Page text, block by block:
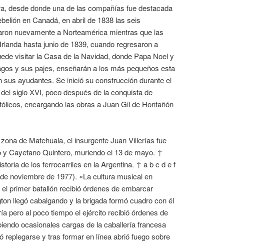
desde donde una de las compañías fue destacada
en Canadá, en abril de 1838 las seis
nuevamente a Norteamérica mientras que las
hasta junio de 1839, cuando regresaron a
visitar la Casa de la Navidad, donde Papa Noel y
y sus pajes, enseñarán a los más pequeños esta
ayudantes. Se inició su construcción durante el
siglo XVI, poco después de la conquista de
encargando las obras a Juan Gil de Hontañón
de Matehuala, el insurgente Juan Villerías fue
Cayetano Quintero, muriendo el 13 de mayo. ↑
de los ferrocarriles en la Argentina. ↑ a b c d e f
noviembre de 1977). «La cultura musical en
primer batallón recibió órdenes de embarcar
llegó cabalgando y la brigada formó cuadro con él
pero al poco tiempo el ejército recibió órdenes de
ocasionales cargas de la caballería francesa
replegarse y tras formar en línea abrió fuego sobre